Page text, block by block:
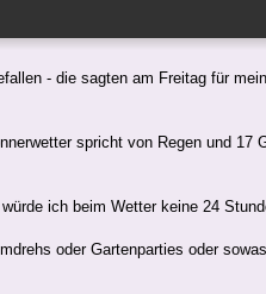
- die sagten am Freitag für
spricht von Regen und 17
ich beim Wetter keine 24
oder Gartenparties oder